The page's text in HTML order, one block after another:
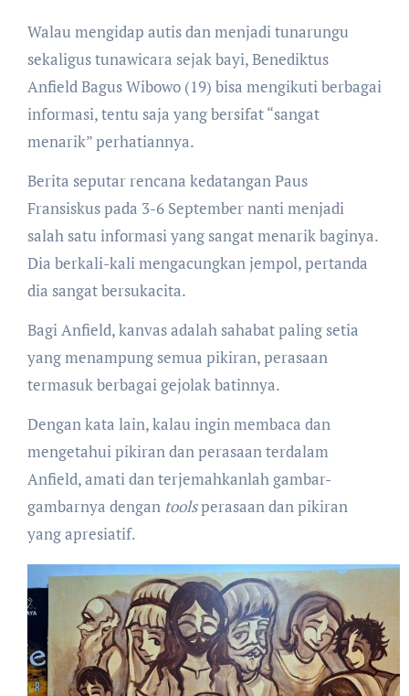
Walau mengidap autis dan menjadi tunarungu
sekaligus tunawicara sejak bayi, Benediktus
Anfield Bagus Wibowo (19) bisa mengikuti berbagai
informasi, tentu saja yang bersifat “sangat
menarik” perhatiannya.
Berita seputar rencana kedatangan Paus
Fransiskus pada 3-6 September nanti menjadi
salah satu informasi yang sangat menarik baginya.
Dia berkali-kali mengacungkan jempol, pertanda
dia sangat bersukacita.
Bagi Anfield, kanvas adalah sahabat paling setia
yang menampung semua pikiran, perasaan
termasuk berbagai gejolak batinnya.
Dengan kata lain, kalau ingin membaca dan
mengetahui pikiran dan perasaan terdalam
Anfield, amati dan terjemahkanlah gambar-
gambarnya dengan toolsperasaan dan pikiran
yang apresiatif.